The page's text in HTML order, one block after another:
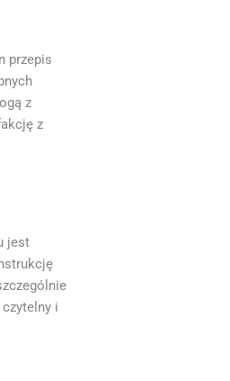
przepis
z
z
jest
i